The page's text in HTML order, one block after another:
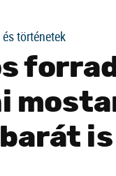
történetek
is